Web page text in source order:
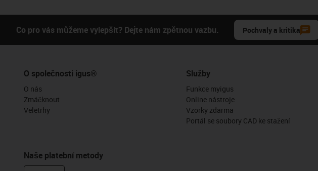
Co pro vás můžeme vylepšit? Dejte nám zpětnou vazbu. Pochvaly a kritika
O společnosti igus®
O nás
Zmáčknout
Veletrhy
Naše platební metody
Služby
Funkce myigus
Online nástroje
Vzorky zdarma
Portál se soubory CAD ke stažení